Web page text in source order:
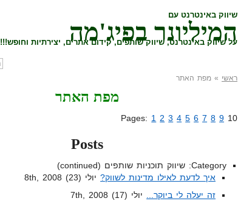
שיווק באינטרנט עם
המיליונר בפיג'מה
על שיווק באינטרנט, שיווק שותפים, קידום אתרים, יצירתיות וחופש!!!
ראשי » מפת האתר
מפת האתר
Pages: 1 2 3 4 5 6 7 8 9 10
Posts
Category: שיווק תוכניות שותפים (continued)
איך לדעת לאילו מדינות לשווק?יולי 8th, 2008 (23)
זה יעלה לי ביוקר... יולי 7th, 2008 (17)